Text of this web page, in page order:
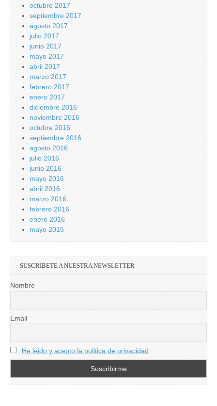
octubre 2017
septiembre 2017
agosto 2017
julio 2017
junio 2017
mayo 2017
abril 2017
marzo 2017
febrero 2017
enero 2017
diciembre 2016
noviembre 2016
octubre 2016
septiembre 2016
agosto 2016
julio 2016
junio 2016
mayo 2016
abril 2016
marzo 2016
febrero 2016
enero 2016
mayo 2015
SUSCRIBETE A NUESTRA NEWSLETTER
Nombre
Email
He leido y acepto la politica de privacidad